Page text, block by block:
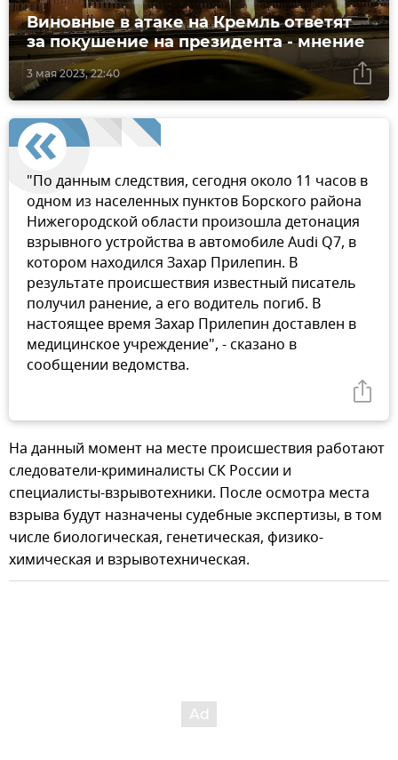
3 мая 2023, 22:40
Виновные в атаке на Кремль ответят
за покушение на президента - мнение
"По данным следствия, сегодня около 11 часов в
одном из населенных пунктов Борского района
Нижегородской области произошла детонация
взрывного устройства в автомобиле Audi Q7, в
котором находился Захар Прилепин. В
результате происшествия известный писатель
получил ранение, а его водитель погиб. В
настоящее время Захар Прилепин доставлен в
медицинское учреждение", - сказано в
сообщении ведомства.
На данный момент на месте происшествия работают
следователи-криминалисты СК России и
специалисты-взрывотехники. После осмотра места
взрыва будут назначены судебные экспертизы, в том
числе биологическая, генетическая, физико-
химическая и взрывотехническая.